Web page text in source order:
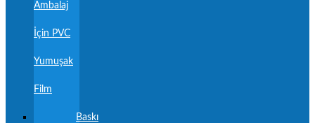
Ambalaj
İçin PVC
Yumuşak
Film
Baskı